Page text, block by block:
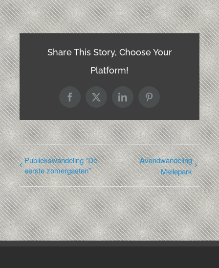
Share This Story, Choose Your
Platform!
Facebook
X LinkedInPinterest
Publiekswandeling “De
eerste zomergasten”
Avondwandeling
Mellepark